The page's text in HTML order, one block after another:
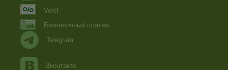
Volet
Безналичный платеж
Telegram
Вконтакте